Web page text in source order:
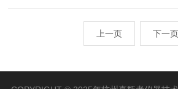
上一页 下一页